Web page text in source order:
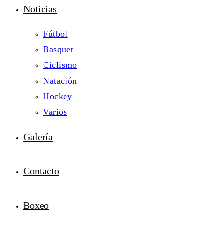
Noticias
Fútbol
Basquet
Ciclismo
Natación
Hockey
Varios
Galería
Contacto
Boxeo